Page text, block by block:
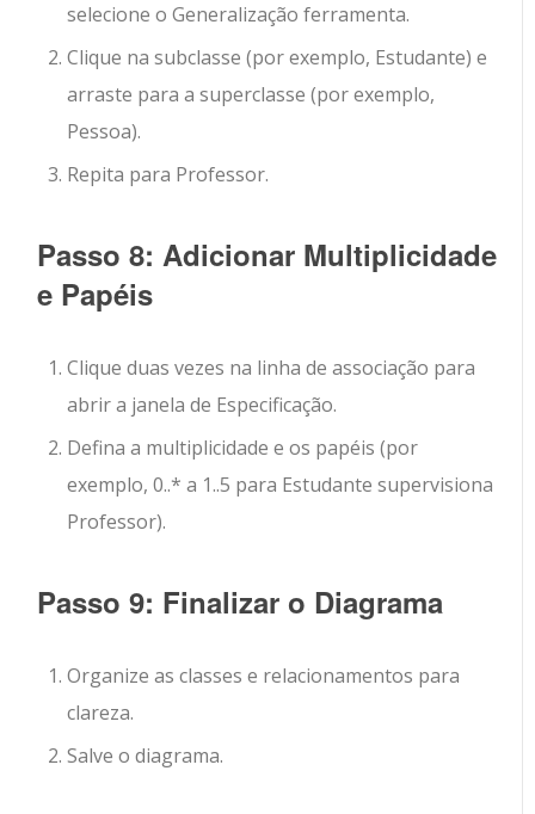
selecione oGeneralização ferramenta.
Clique na subclasse (por exemplo, Estudante) e
arraste para a superclasse (por exemplo,
Pessoa).
Repita para Professor.
Passo 8: Adicionar Multiplicidade
e Papéis
Clique duas vezes na linha de associação para
abrir a janela de Especificação.
Defina a multiplicidade e os papéis (por
exemplo, 0..* a 1..5 para Estudante supervisiona
Professor).
Passo 9: Finalizar o Diagrama
Organize as classes e relacionamentos para
clareza.
Salve o diagrama.